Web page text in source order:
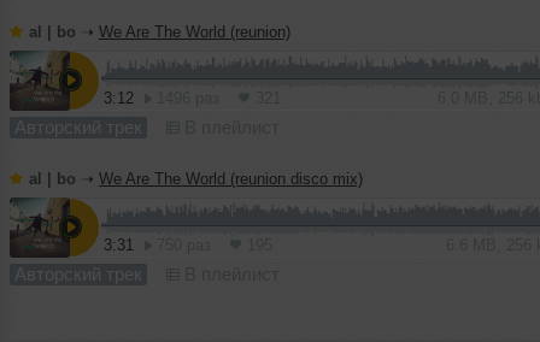
al | bo ➝ We Are The World (reunion)
3:12
Авторский трек
al | bo ➝ We Are The World (reunion disco mix)
3:31
Авторский трек